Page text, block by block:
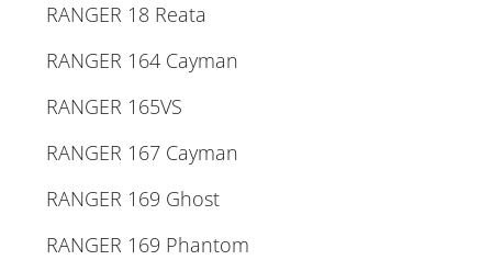
RANGER 18 Reata
RANGER 164 Cayman
RANGER 165VS
RANGER 167 Cayman
RANGER 169 Ghost
RANGER 169 Phantom